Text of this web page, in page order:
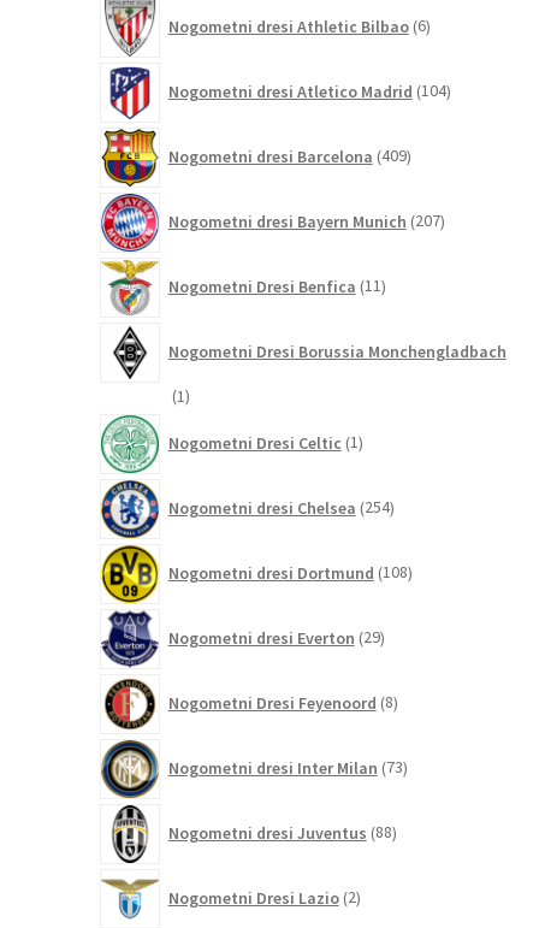
Nogometni dresi Athletic Bilbao 6izdelkov
Nogometni dresi Atletico Madrid 104izdelki
Nogometni dresi Barcelona 409izdelkov
Nogometni dresi Bayern Munich 207izdelkov
Nogometni Dresi Benfica 11izdelkov
Nogometni Dresi Borussia Monchengladbach
11
Nogometni Dresi Celtic 1izdelek
Nogometni dresi Chelsea 254izdelkov
Nogometni dresi Dortmund 108izdelkov
Nogometni dresi Everton 29izdelkov
Nogometni Dresi Feyenoord 8izdelkov
Nogometni dresi Inter Milan 73izdelkov
Nogometni dresi Juventus 88izdelkov
Nogometni Dresi Lazio 2izdelka